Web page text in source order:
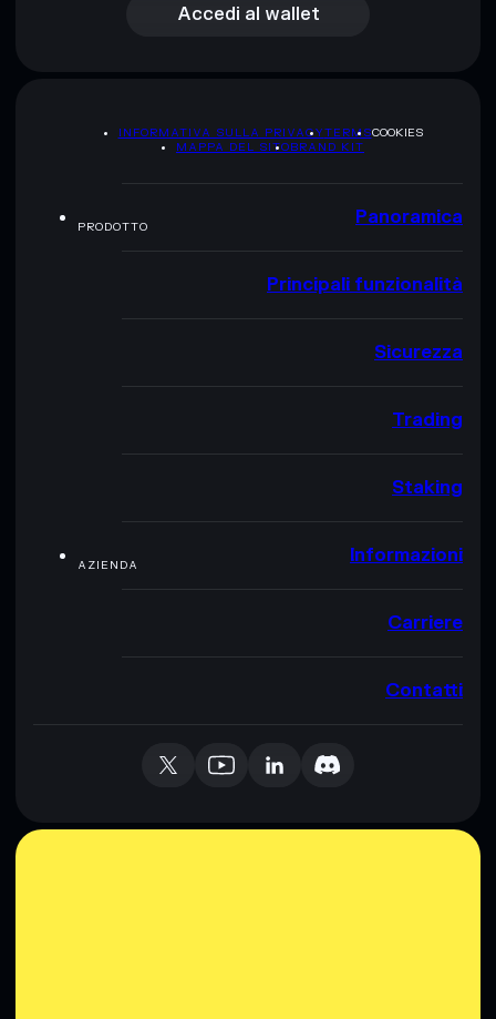
Accedi al wallet
INFORMATIVA SULLA PRIVACYTERMSCOOKIES
MAPPA DEL SITOBRAND KIT
PRODOTTO Panoramica
Principali funzionalità
Sicurezza
Trading
Staking
AZIENDA Informazioni
Carriere
Contatti